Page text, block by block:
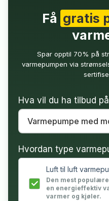
Få gratis
Spar opptil 70% på
varmepumpen via
Hva vil du ha tilbud
Hvordan type
Luft til luft
Den mest
en energieffektiv
varmer og kjøler.